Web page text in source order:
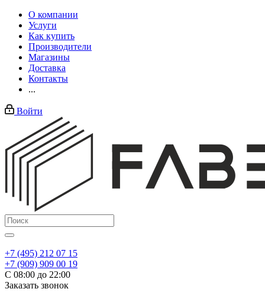
О компании
Услуги
Как купить
Производители
Магазины
Доставка
Контакты
...
Войти
+7 (495) 212 07 15
+7 (909) 909 00 19
С 08:00 до 22:00
Заказать звонок